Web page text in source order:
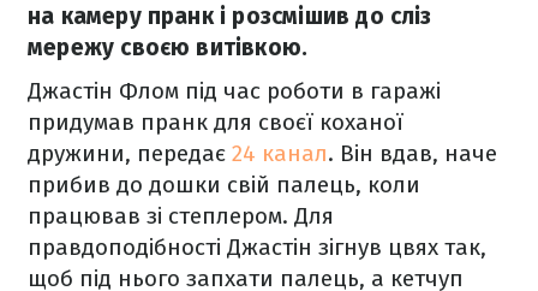
на камеру пранк і розсмішив до сліз
мережу своєю витівкою.
Джастін Флом під час роботи в гаражі
придумав пранк для своєї коханої
дружини, передає 24 канал. Він вдав, наче
прибив до дошки свій палець, коли
працював зі степлером. Для
правдоподібності Джастін зігнув цвях так,
щоб під нього запхати палець, а кетчуп